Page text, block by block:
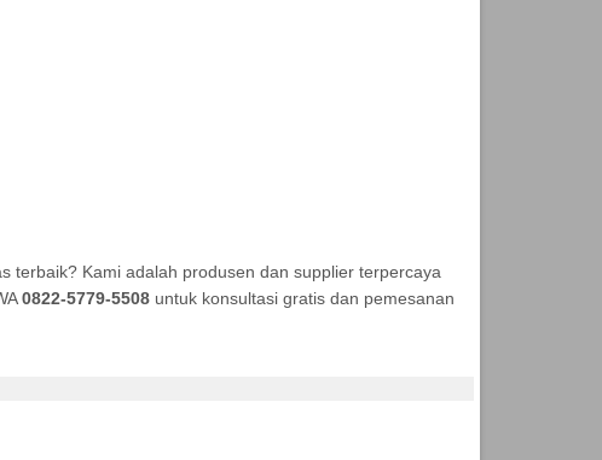
terbaik? Kami adalah produsen dan supplier terpercaya
0822-5779-5508untuk konsultasi gratis dan pemesanan